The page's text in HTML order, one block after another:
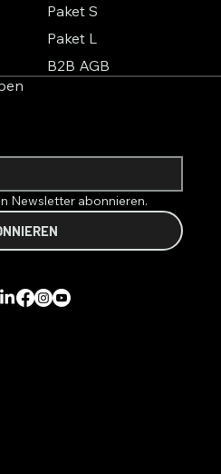
Paket S
Paket L
B2B AGB
Newsletter abonnieren.